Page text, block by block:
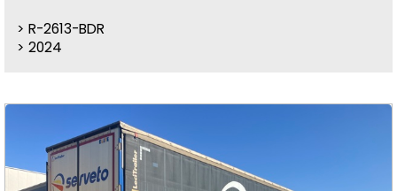
R-2613-BDR
2024